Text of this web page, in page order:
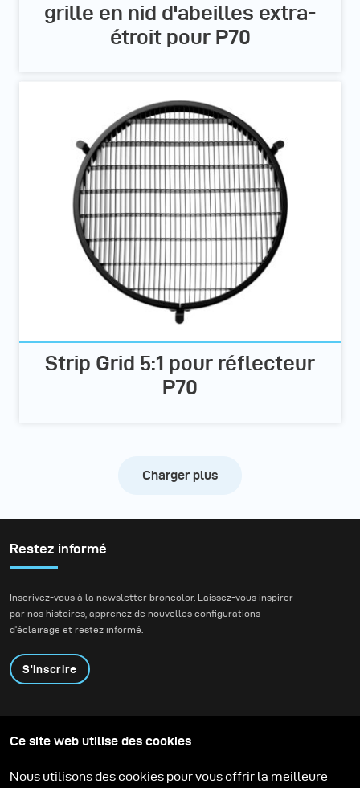
grille en nid d'abeilles extra-
étroit pour P70
Strip Grid 5:1 pour réflecteur
P70
Charger plus
Restez informé
Inscrivez-vous à la newsletter broncolor. Laissez-vous inspirer
par nos histoires, apprenez de nouvelles configurations
d'éclairage et restez informé.
S'inscrire
Contactez-nous
Technologies
Support
Carrière
Ce site web utilise des cookies
Nous utilisons des cookies pour vous offrir la meilleure